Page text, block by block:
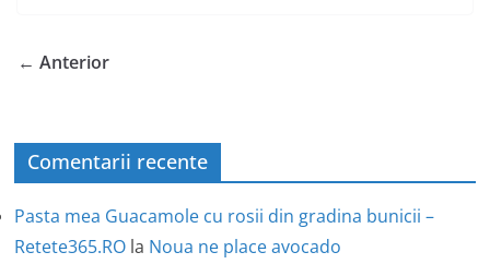
← Anterior
Comentarii recente
Pasta mea Guacamole cu rosii din gradina bunicii –
Retete365.RO la Noua ne place avocado